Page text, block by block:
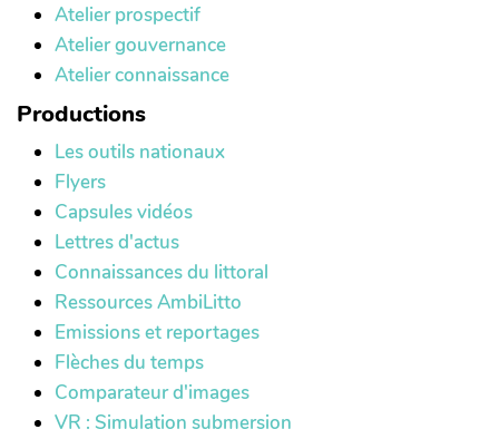
Atelier prospectif
Atelier gouvernance
Atelier connaissance
Productions
Les outils nationaux
Flyers
Capsules vidéos
Lettres d'actus
Connaissances du littoral
Ressources AmbiLitto
Emissions et reportages
Flèches du temps
Comparateur d'images
VR : Simulation submersion